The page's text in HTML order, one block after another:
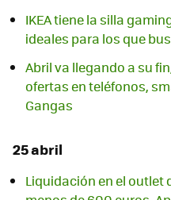
IKEA tiene la silla
ideales para los que
Abril va llegando a su
ofertas en teléfonos,
Gangas
25 abril
Liquidación en el outlet